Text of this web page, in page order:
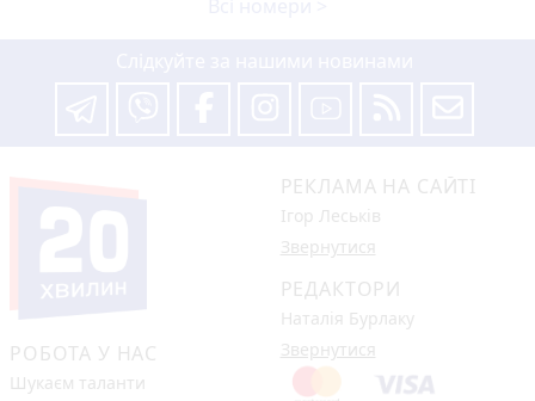
РОБОТА У НАС
Шукаєм таланти
РЕКЛАМА НА САЙТІ
Ігор Леськів
Звернутися
РЕДАКТОРИ
Наталія Бурлаку
Звернутися